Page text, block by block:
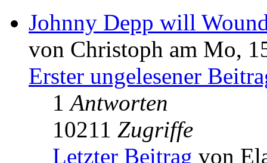
Johnny Depp will
von Christoph am Mo,
Erster ungelesener
1Antworten
10211 Zugriffe
Letzter Beitrag von